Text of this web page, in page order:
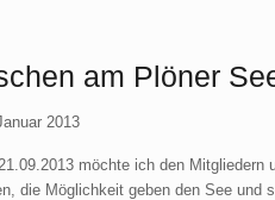
am Plöner
2013
möchte ich den
die Möglichkeit geben den See und